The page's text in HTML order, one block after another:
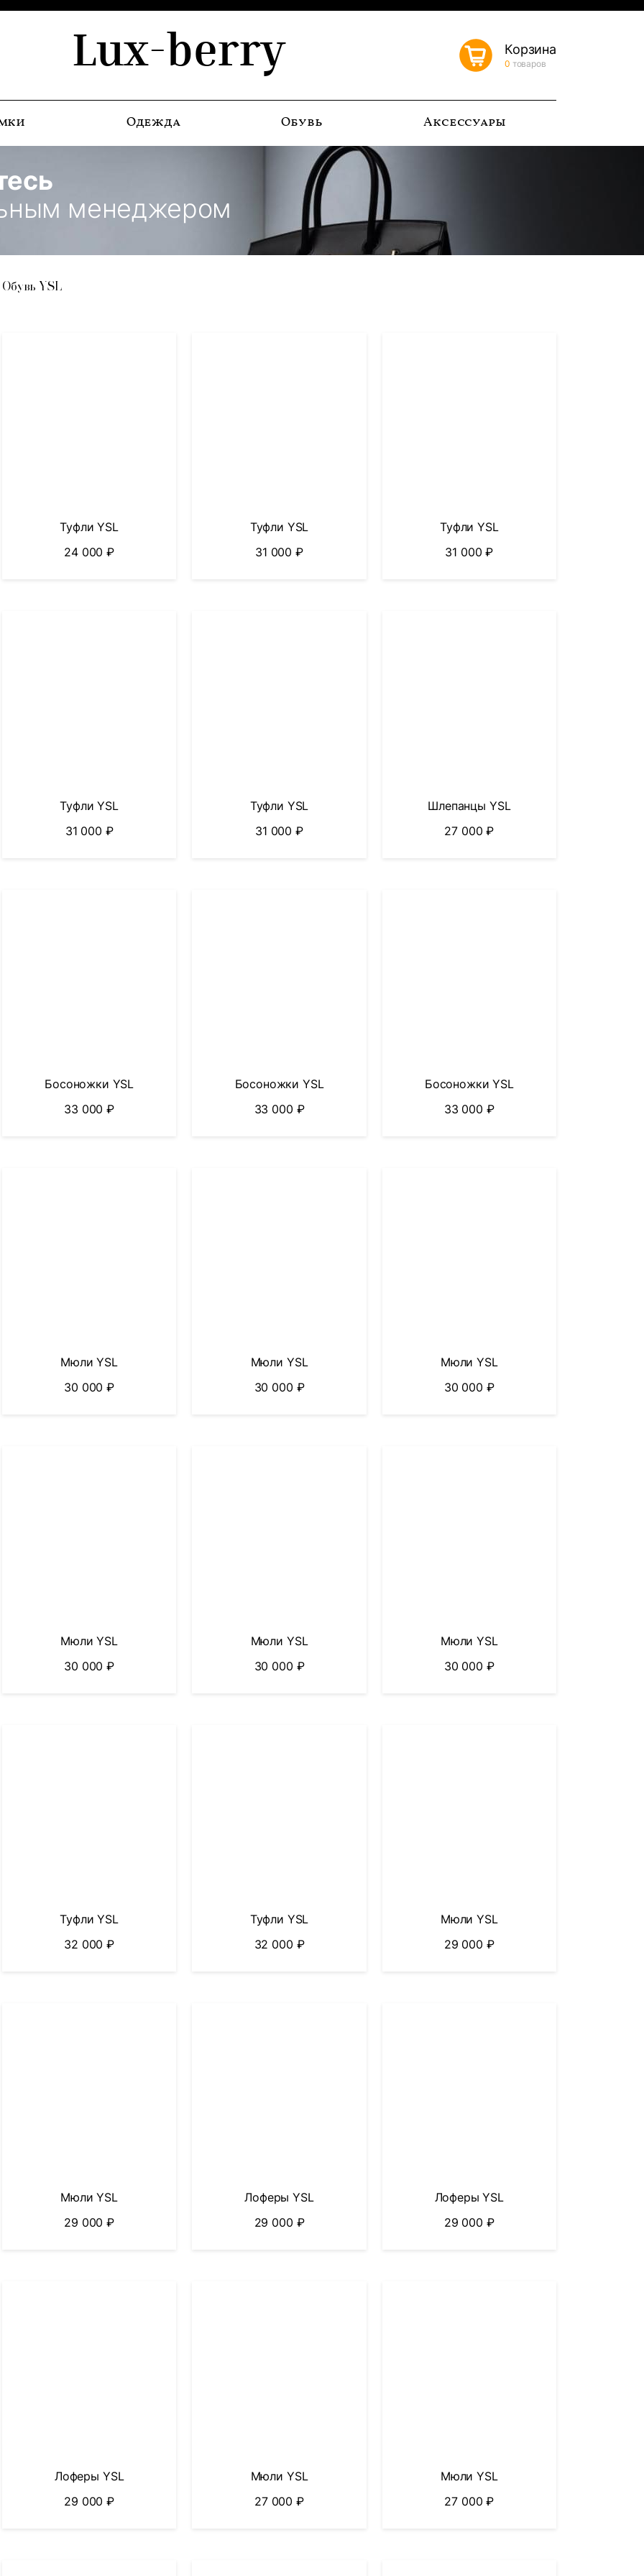
Lux-berry Корзина
0 товаров
Одежда Обувь Аксессуары
менеджером
Обувь YSL
Туфли YSL
24 000₽
Туфли YSL
31 000₽
Туфли YSL
31 000₽
Туфли YSL
31 000 ₽
Туфли YSL
31 000₽
Шлепанцы YSL
27 000₽
Босоножки YSL
33 000₽
Босоножки YSL
33 000 ₽
Босоножки YSL
33 000 ₽
Мюли YSL
30 000₽
Мюли YSL
30 000 ₽
Мюли YSL
30 000 ₽
Мюли YSL
30 000₽
Мюли YSL
30 000 ₽
Мюли YSL
30 000 ₽
Туфли YSL
32 000₽
Туфли YSL
32 000 ₽
Мюли YSL
29 000 ₽
Мюли YSL
29 000₽
Лоферы YSL
29 000 ₽
Лоферы YSL
29 000 ₽
Лоферы YSL
29 000₽
Мюли YSL
27 000₽
Мюли YSL
27 000₽